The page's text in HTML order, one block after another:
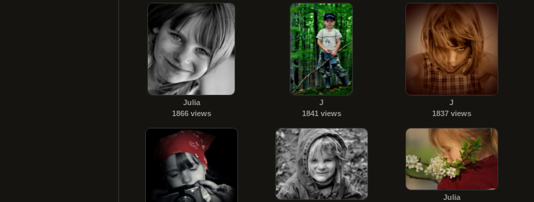
Julia
1866 views
J
1841 views
J
1837 views
Julia